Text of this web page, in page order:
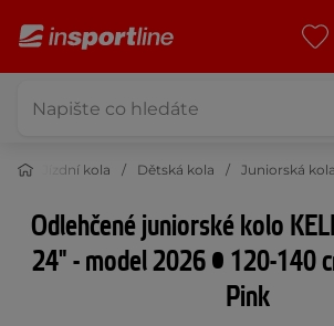
Jízdní kola Dětská kola Juniorská
Odlehčené juniorské kolo
24" - model 2026 • 120-140
Pink